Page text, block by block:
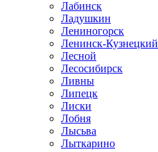
Лабинск
Ладушкин
Лениногорск
Ленинск-Кузнецкий
Лесной
Лесосибирск
Ливны
Липецк
Лиски
Лобня
Лысьва
Лыткарино